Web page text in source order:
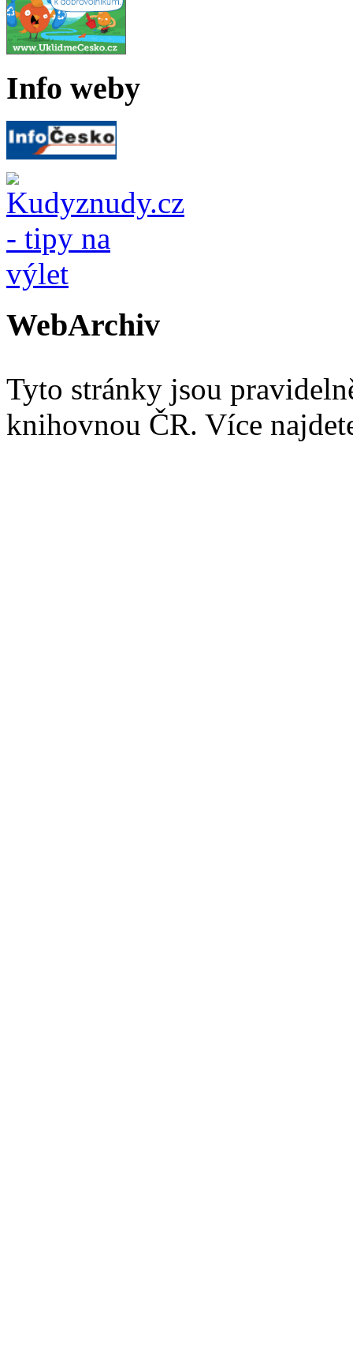
Info weby
WebArchiv
Tyto stránky jsou
knihovnou ČR. Více